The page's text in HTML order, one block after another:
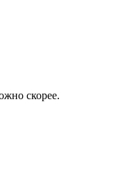
скорее.